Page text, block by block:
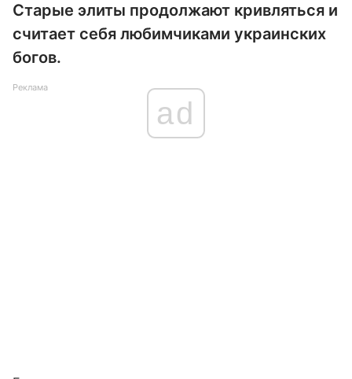
Старые элиты продолжают кривляться и
считает себя любимчиками украинских
богов.
Реклама
ad